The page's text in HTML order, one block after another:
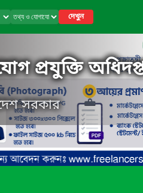
দেখুন
প্রযুক্তি
সরকার